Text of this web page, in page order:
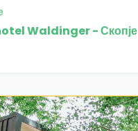
Waldinger - Скопје